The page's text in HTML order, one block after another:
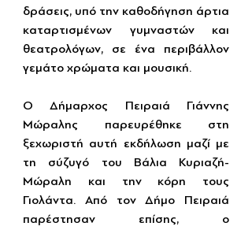
δράσεις, υπό την καθοδήγηση άρτια
καταρτισμένων γυμναστών και
θεατρολόγων, σε ένα περιβάλλον
γεμάτο χρώματα και μουσική.
Ο Δήμαρχος Πειραιά Γιάννης
Μώραλης παρευρέθηκε στη
ξεχωριστή αυτή εκδήλωση μαζί με
τη σύζυγό του Βάλια Κυριαζή-
Μώραλη και την κόρη τους
Γιολάντα. Από τον Δήμο Πειραιά
παρέστησαν επίσης, ο